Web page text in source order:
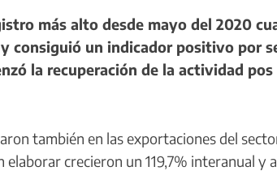
más alto desde mayo del 2020
consiguió un indicador positivo por
la recuperación de la actividad
también en las exportaciones del
crecieron un 119,7% interanual y